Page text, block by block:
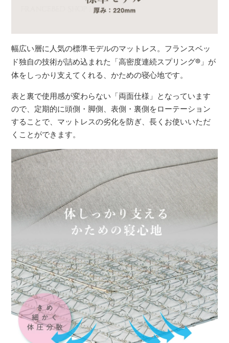
幅広い層に人気の標準モデルのマットレス。フランスベッ
ド独自の技術が詰め込まれた「高密度連続スプリング® 」が
体をしっかり支えてくれる、かための寝心地です。
表と裏で使用感が変わらない「両面仕様」となっています
ので、定期的に頭側・脚側、表側・裏側をローテーション
することで、マットレスの劣化を防ぎ、長くお使いいただ
くことができます。